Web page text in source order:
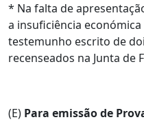
* Na falta de
a insuficiência
testemunho escrito de
recenseados na Junta de
(E) Para emissão de